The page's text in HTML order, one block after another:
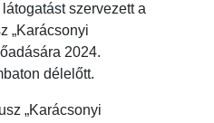
szervezett a
„Karácsonyi
2024.
délelőtt.
„Karácsonyi